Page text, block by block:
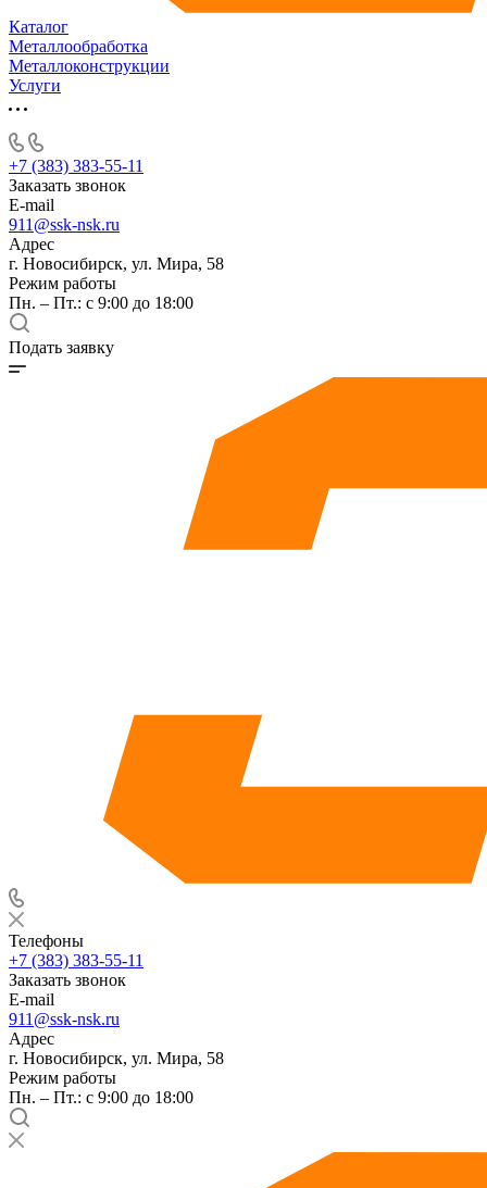
Каталог
Металлообработка
Металлоконструкции
Услуги
+7 (383) 383-55-11
Заказать звонок
E-mail
911@ssk-nsk.ru
Адрес
г. Новосибирск, ул. Мира, 58
Режим работы
Пн. – Пт.: с 9:00 до 18:00
Подать заявку
Телефоны
+7 (383) 383-55-11
Заказать звонок
E-mail
911@ssk-nsk.ru
Адрес
г. Новосибирск, ул. Мира, 58
Режим работы
Пн. – Пт.: с 9:00 до 18:00